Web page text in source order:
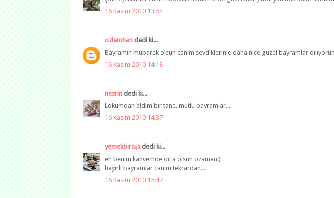
16 Kasım 2010 13:54
ozlemhan dedi ki...
Bayramın mübarek olsun canım sevdiklerinle daha nice güzel bayramlar
16 Kasım 2010 14:18
nesrin dedi ki...
Lokumdan aldim bir tane. mutlu bayramlar...
16 Kasım 2010 14:37
yemekbiraşkdedi ki...
eh benim kahvemde orta olsun ozaman:)
hayırlı bayramlar canım tekrardan...
16 Kasım 2010 15:47